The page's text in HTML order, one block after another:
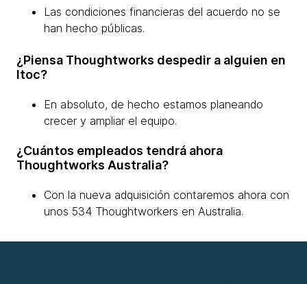
Las condiciones financieras del acuerdo no se
han hecho públicas.
¿Piensa Thoughtworks despedir a alguien en
Itoc?
En absoluto, de hecho estamos planeando
crecer y ampliar el equipo.
¿Cuántos empleados tendrá ahora
Thoughtworks Australia?
Con la nueva adquisición contaremos ahora con
unos 534 Thoughtworkers en Australia.